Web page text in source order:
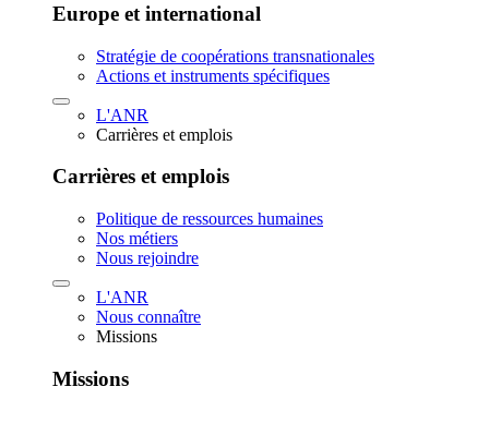
Europe et international
Stratégie de coopérations transnationales
Actions et instruments spécifiques
L'ANR
Carrières et emplois
Carrières et emplois
Politique de ressources humaines
Nos métiers
Nous rejoindre
L'ANR
Nous connaître
Missions
Missions